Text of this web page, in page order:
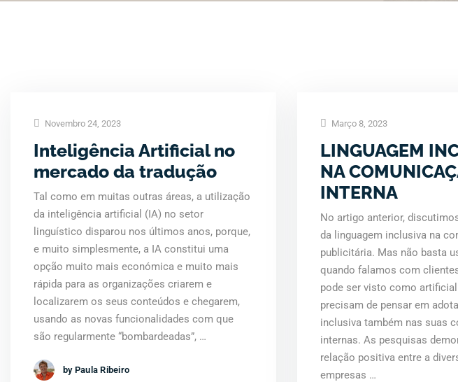
Novembro 24, 2023
Inteligência Artificial no
mercado da tradução
Tal como em muitas outras áreas, a utilização
da inteligência artificial (IA) no setor
linguístico disparou nos últimos anos, porque,
e muito simplesmente, a IA constitui uma
opção muito mais económica e muito mais
rápida para as organizações criarem e
localizarem os seus conteúdos e chegarem,
usando as novas funcionalidades com que
são regularmente “bombardeadas”, …
by Paula Ribeiro
Março 8, 2023
LINGUAGEM
NA
INTERNA
No artigo anterior,
da linguagem inclusiva na
publicitária. Mas não basta
quando falamos com
pode ser visto como
precisam de pensar em
inclusiva também nas suas
internas. As pesquisas
relação positiva entre a
empresas …